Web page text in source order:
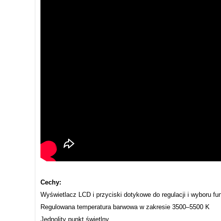
Cechy:
Wyświetlacz LCD i przyciski dotykowe do regulacji i wyboru
Regulowana temperatura barwowa w zakresie 3500–5500 K
Jednolity punkt świetlny